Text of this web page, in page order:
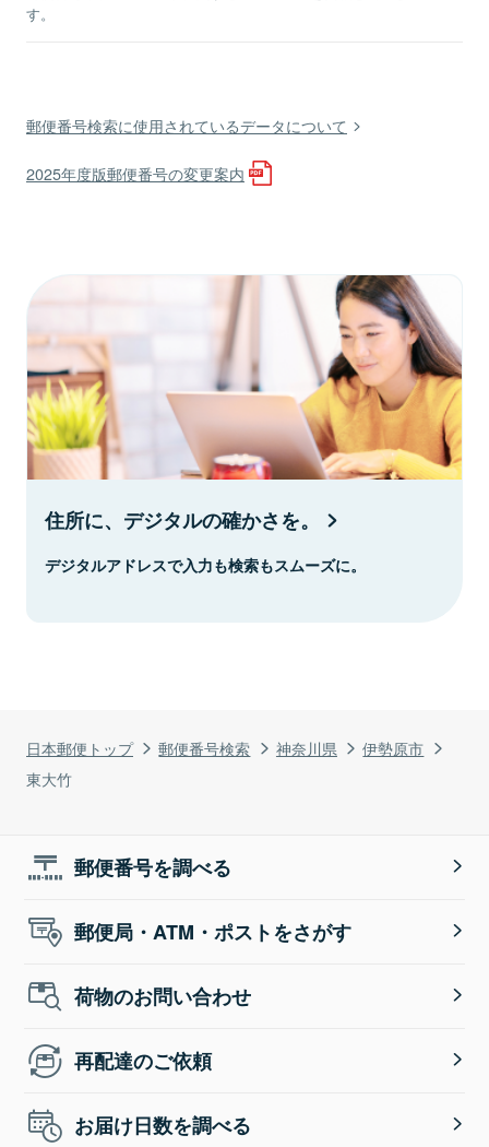
日本郵便トップ 郵便番号検索 神奈川県
伊勢原市
東大竹
す。
郵便番号検索に使用されているデータについて
2025年度版郵便番号の変更案内
住所に、デジタルの確かさを。
デジタルアドレスで入力も検索もスムーズに。
郵便番号を調べる
郵便局・ATM・ポストをさがす
荷物のお問い合わせ
再配達のご依頼
お届け日数を調べる